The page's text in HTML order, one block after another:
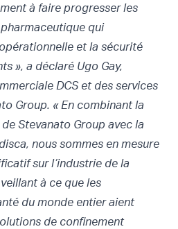
à faire progresser les
qui
et la sécurité
», a déclaré Ugo Gay,
DCS et des services
Group. « En combinant la
Stevanato Group avec la
nous sommes en mesure
sur l’industrie de la
à ce que les
du monde entier aient
de confinement